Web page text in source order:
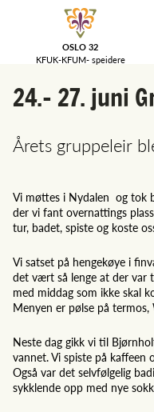
OSLO 32
KFUK-KFUM- speidere
24.- 27. juni
Årets gruppeleir
Vi møttes i Nydalen og tok
der vi fant overnattings
tur, badet, spiste og koste
Vi satset på hengekøye i
det vært så lenge at der var
med middag som ikke skal
Menyen er pølse på termos,
Neste dag gikk vi til
vannet. Vi spiste på kaffeen
Også var det selvfølgelig
sykklende opp med nye